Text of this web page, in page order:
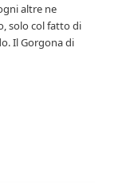
altre ne
solo col fatto di
Il Gorgona di